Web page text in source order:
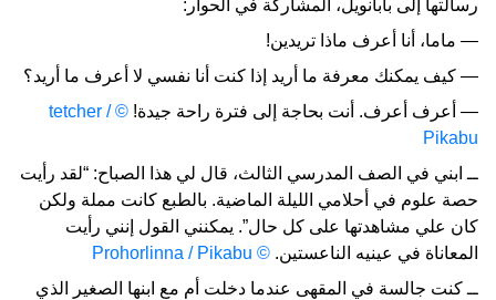
رسالتها إلى بابانويل، المشاركة في الحوار:
— ماما، أنا أعرف ماذا تريدين!
— كيف يمكنك معرفة ما أريد إذا كنت أنا نفسي لا أعرف ما أريد؟
— أعرف أعرف. أنت بحاجة إلى فترة راحة جيدة!
© tetcher /
Pikabu
ــ ابني في الصف المدرسي الثالث، قال لي هذا الصباح: “لقد رأيت
حصة علوم في أحلامي الليلة الماضية. بالطبع كانت مملة ولكن
كان علي مشاهدتها على كل حال”. يمكنني القول إنني رأيت
المعاناة في عينيه الناعستين. © Prohorlinna / Pikabu
ــ كنت جالسة في المقهى عندما دخلت أم مع ابنها الصغير الذي